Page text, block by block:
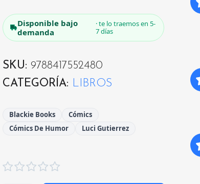
Disponible bajo
demanda
· te lo traemos en 5-
7 días
SKU
9788417552480
CATEGORÍA
LIBROS
Blackie Books
Cómics
Cómics De Humor
Luci Gutierrez
